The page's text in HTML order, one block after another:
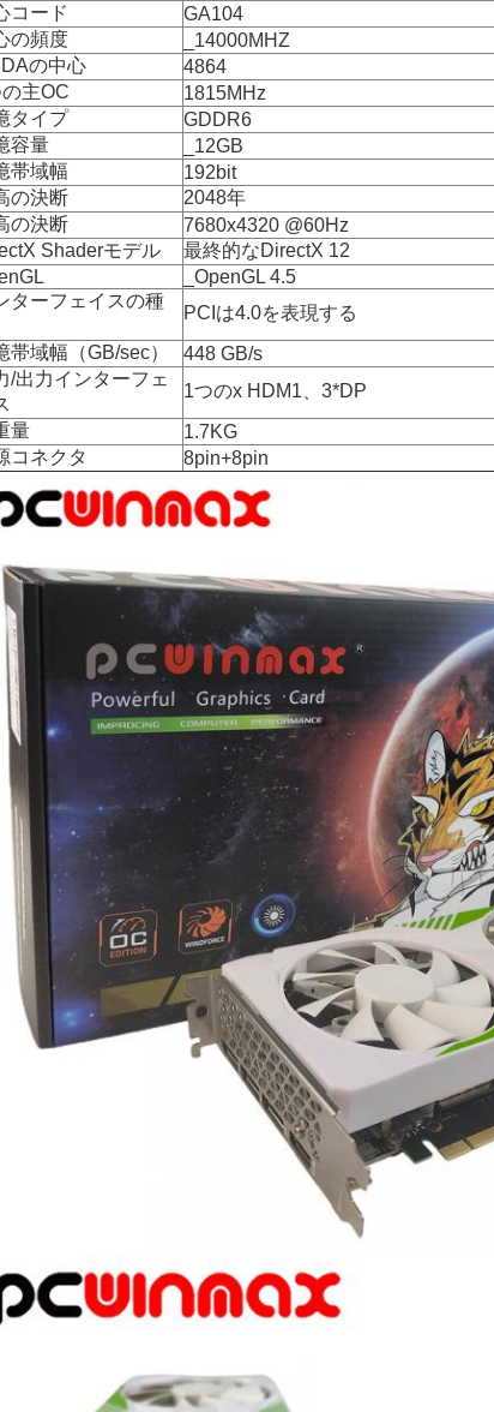
コード
GA104
の頻度
_14000MHZ
の中心
4864
主OC
1815MHz
タイプ
GDDR6
容量
_12GB
帯域幅
192bit
の決断
2048年
の決断
7680x4320 @60Hz
Shaderモデル
最終的なDirectX 12
_OpenGL 4.5
ターフェイスの種
PCIは4.0を表現する
帯域幅（GB/sec）
448 GB/s
/出力インターフェ
1つのx HDM1、3*DP
量
1.7KG
コネクタ
8pin+8pin